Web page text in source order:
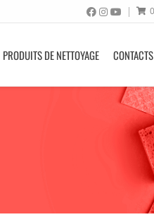
PRODUITS DE NETTOYAGE CONTACTS